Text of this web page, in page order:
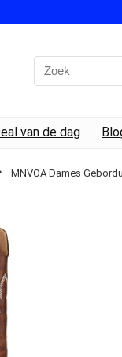
Search
for:
van de dag
MNVOA Dames